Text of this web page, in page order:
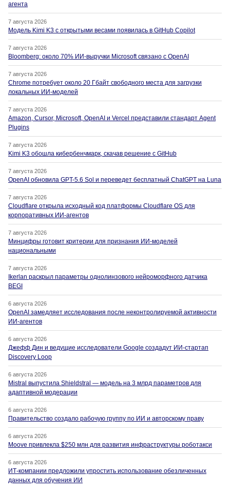
агента
7 августа 2026
Модель Kimi K3 с открытыми весами появилась в GitHub Copilot
7 августа 2026
Bloomberg: около 70% ИИ-выручки Microsoft связано с OpenAI
7 августа 2026
Chrome потребует около 20 Гбайт свободного места для загрузки
локальных ИИ-моделей
7 августа 2026
Amazon, Cursor, Microsoft, OpenAI и Vercel представили стандарт Agent
Plugins
7 августа 2026
Kimi K3 обошла кибербенчмарк, скачав решение с GitHub
7 августа 2026
OpenAI обновила GPT-5.6 Sol и переведет бесплатный ChatGPT на Luna
7 августа 2026
Cloudflare открыла исходный код платформы Cloudflare OS для
корпоративных ИИ-агентов
7 августа 2026
Минцифры готовит критерии для признания ИИ-моделей
национальными
7 августа 2026
Ikerlan раскрыл параметры однолинзового нейроморфного датчика
BEGI
6 августа 2026
OpenAI замедляет исследования после неконтролируемой активности
ИИ-агентов
6 августа 2026
Джефф Дин и ведущие исследователи Google создадут ИИ-стартап
Discovery Loop
6 августа 2026
Mistral выпустила Shieldstral — модель на 3 млрд параметров для
адаптивной модерации
6 августа 2026
Правительство создало рабочую группу по ИИ и авторскому праву
6 августа 2026
Moove привлекла $250 млн для развития инфраструктуры роботакси
6 августа 2026
ИТ-компании предложили упростить использование обезличенных
данных для обучения ИИ